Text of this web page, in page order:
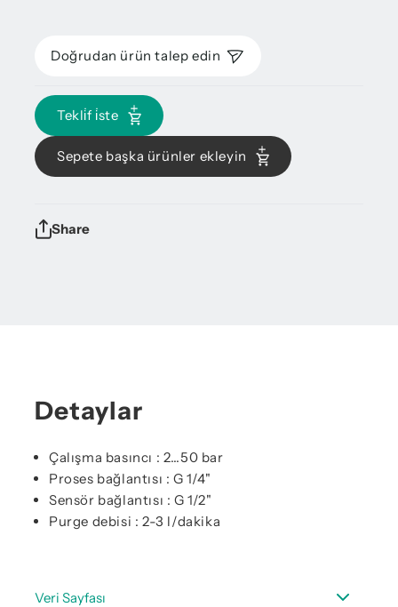
Doğrudan ürün talep edin
Tekli̇f i̇ste
Sepete başka ürünler ekleyin
Share
Detaylar
Çalışma basıncı : 2…50 bar
Proses bağlantısı : G 1/4"
Sensör bağlantısı : G 1/2"
Purge debisi : 2-3 l/dakika
Veri Sayfası